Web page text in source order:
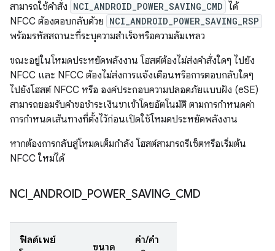
สามารถใช้คำสั่ง NCI_ANDROID_POWER_SAVING_CMD ได้
NFCC ต้องตอบกลับด้วย NCI_ANDROID_POWER_SAVING_RSP
พร้อมรหัสสถานะที่ระบุความสำเร็จหรือความล้มเหลว
ขณะอยู่ในโหมดประหยัดพลังงาน โฮสต์ต้องไม่ส่งคำสั่งใดๆ ไปยัง
NFCC และ NFCC ต้องไม่ส่งการแจ้งเตือนหรือการตอบกลับใดๆ
ไปยังโฮสต์ NFCC หรือ องค์ประกอบความปลอดภัยแบบฝัง (eSE)
สามารถยอมรับคำขอชำระเงินขาเข้าโดยอัตโนมัติ ตามการกำหนดค่า
การกำหนดเส้นทางที่ตั้งไว้ก่อนเปิดใช้โหมดประหยัดพลังงาน
หากต้องการกลับสู่โหมดเต็มกำลัง โฮสต์สามารถรีเซ็ตหรือเริ่มต้น
NFCC ใหม่ได้
NCI ANDROID POWER SAVING CMD
ฟิลด์เพย์
ขนาด
ค่า/คำ